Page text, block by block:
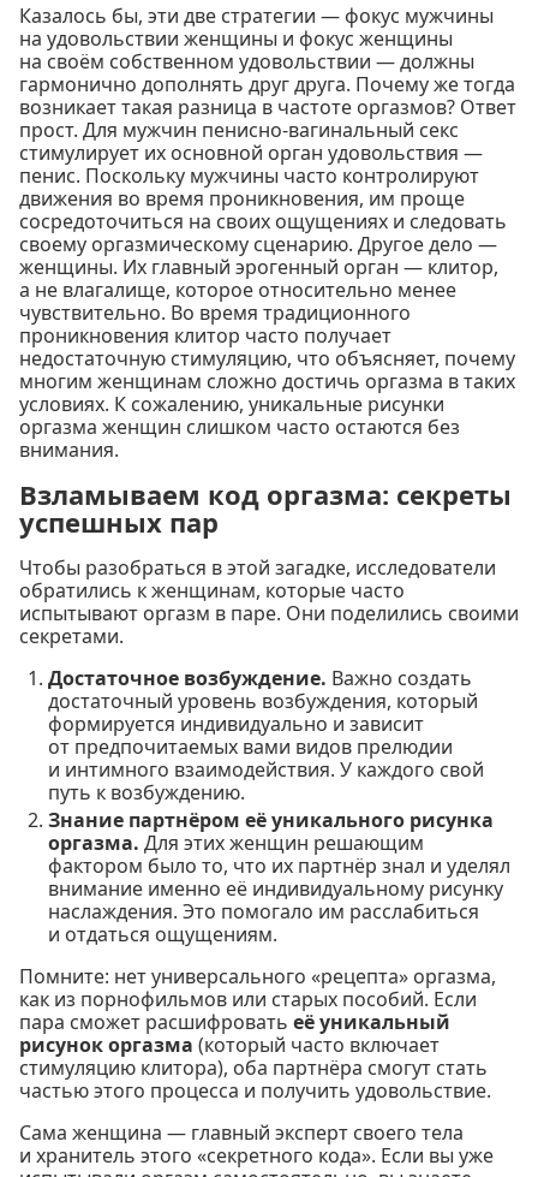
Казалось бы, эти две стратегии — фокус мужчины
на удовольствии женщины и фокус женщины
на своём собственном удовольствии — должны
гармонично дополнять друг друга. Почему же тогда
возникает такая разница в частоте оргазмов? Ответ
прост. Для мужчин пенисно-вагинальный секс
стимулирует их основной орган удовольствия —
пенис. Поскольку мужчины часто контролируют
движения во время проникновения, им проще
сосредоточиться на своих ощущениях и следовать
своему оргазмическому сценарию. Другое дело —
женщины. Их главный эрогенный орган — клитор,
а не влагалище, которое относительно менее
чувствительно. Во время традиционного
проникновения клитор часто получает
недостаточную стимуляцию, что объясняет, почему
многим женщинам сложно достичь оргазма в таких
условиях. К сожалению, уникальные рисунки
оргазма женщин слишком часто остаются без
внимания.
Взламываем код оргазма: секреты
успешных пар
Чтобы разобраться в этой загадке, исследователи
обратились к женщинам, которые часто
испытывают оргазм в паре. Они поделились своими
секретами.
Достаточное возбуждение. Важно создать
достаточный уровень возбуждения, который
формируется индивидуально и зависит
от предпочитаемых вами видов прелюдии
и интимного взаимодействия. У каждого свой
путь к возбуждению.
Знание партнёром её уникального рисунка
оргазма. Для этих женщин решающим
фактором было то, что их партнёр знал и уделял
внимание именно её индивидуальному рисунку
наслаждения. Это помогало им расслабиться
и отдаться ощущениям.
Помните: нет универсального «рецепта» оргазма,
как из порнофильмов или старых пособий. Если
пара сможет расшифровать её уникальный
рисунок оргазма (который часто включает
стимуляцию клитора), оба партнёра смогут стать
частью этого процесса и получить удовольствие.
Сама женщина — главный эксперт своего тела
и хранитель этого «секретного кода». Если вы уже